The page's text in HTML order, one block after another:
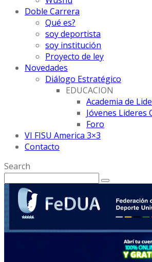
Doble Carrera
Qué es?
soy deportista
soy institución
Proyecto de ley
Novedades
Diálogo Estratégico
EDUCACION
Academia de
Jóvenes Lideres
Foro
VI FISU America 3×3
Contacto
Search